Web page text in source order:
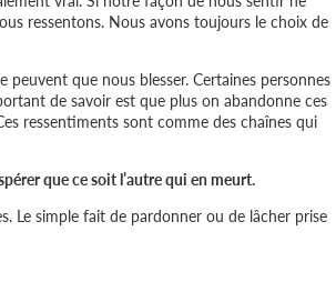
ressentons. Nous avons toujours le choix de
que nous blesser. Certaines personnes
de savoir est que plus on abandonne ces
ressentiments sont comme des chaînes qui
que ce soit l’autre qui en meurt.
Le simple fait de pardonner ou de lâcher prise